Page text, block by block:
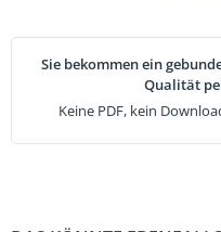
Sie bekommen ein
Qualität
Keine PDF, kein